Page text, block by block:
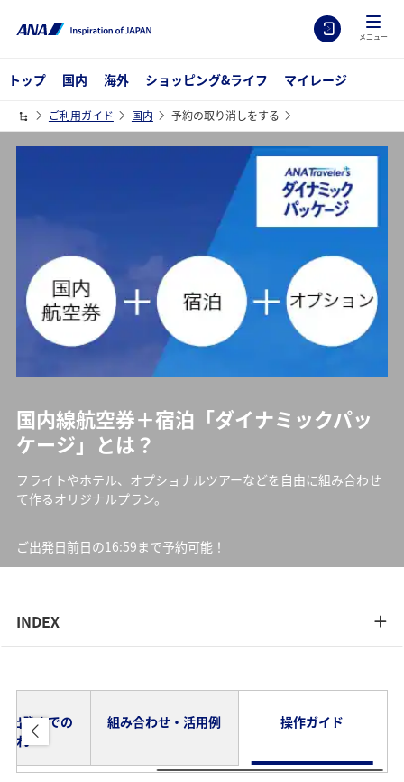
メニュー
トップ 国内 海外 ショッピング&ライフ マイレージ
ご利用ガイド 国内 予約の取り消しをする
国内線航空券＋宿泊「ダイナミックパッ
ケージ」とは？
フライトやホテル、オプショナルツアーなどを自由に組み合わせ
て作るオリジナルプラン。
ご出発日前日の16:59まで予約可能！
INDEX
出発までの
流れ
組み合わせ・活用例 操作ガイド